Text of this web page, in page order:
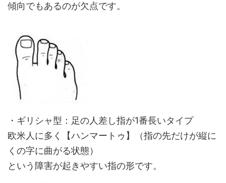
傾向でもあるのが欠点です。
・ギリシャ型：足の人差し指が1番長いタイプ
欧米人に多く【ハンマートゥ】（指の先だけが縦に
くの字に曲がる状態）
という障害が起きやすい指の形です。